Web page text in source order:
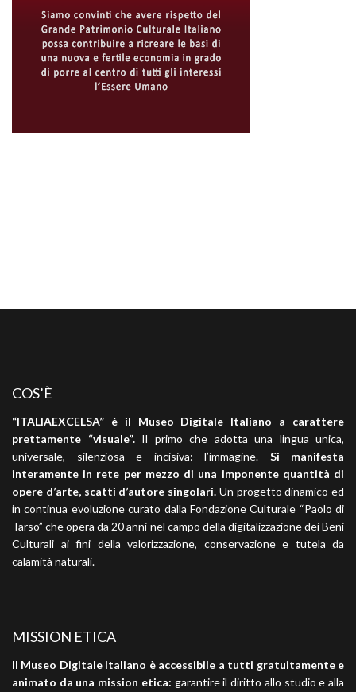
COS’È
“ITALIAEXCELSA” è il Museo Digitale Italiano a carattere
prettamente “visuale”.Il primo che adotta una lingua unica,
universale, silenziosa e incisiva: l’immagine. Si manifesta
interamente in rete per mezzo di una imponente quantità di
opere d’arte, scatti d’autore singolari. Un progetto dinamico ed
in continua evoluzione curato dalla Fondazione Culturale “Paolo di
Tarso” che opera da 20 anni nel campo della digitalizzazione dei Beni
Culturali ai fini della valorizzazione, conservazione e tutela da
calamità naturali.
MISSION ETICA
Il Museo Digitale Italiano è accessibile a tutti gratuitamente e
animato da una mission etica: garantire il diritto allo studio e alla